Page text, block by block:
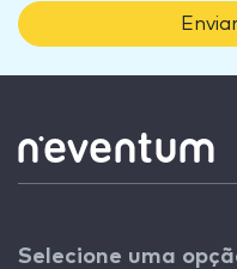
Selecione uma